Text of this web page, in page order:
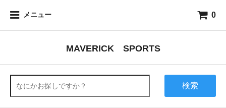
メニュー 0
MAVERICK SPORTS
検索